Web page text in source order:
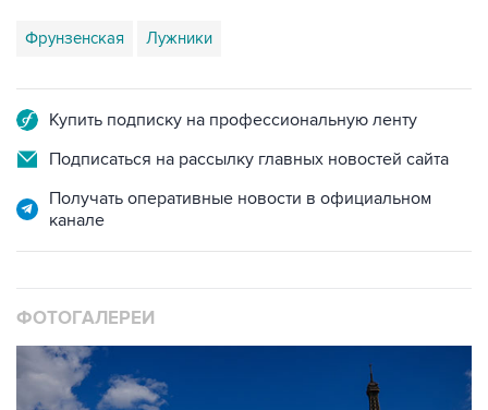
Фрунзенская Лужники
Купить подписку на профессиональную ленту
Подписаться на рассылку главных новостей сайта
Получать оперативные новости в официальном
канале
ФОТОГАЛЕРЕИ